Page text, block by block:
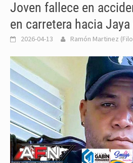
Joven fallece en
en carretera hacia Jaya
2026-04-13 Ramón Martinez